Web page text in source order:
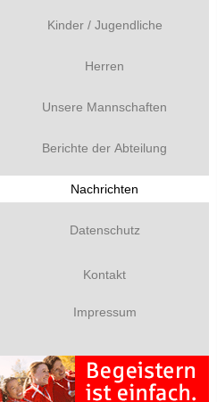
Nachrichten
Berichte der Abteilung
Unsere Mannschaften
Impressum
Kontakt
Datenschutz
Herren
Kinder / Jugendliche